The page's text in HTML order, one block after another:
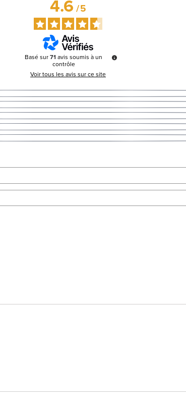
4.6/5
Basé sur71avis soumis à un
contrôle
Voir tous les avis sur ce site